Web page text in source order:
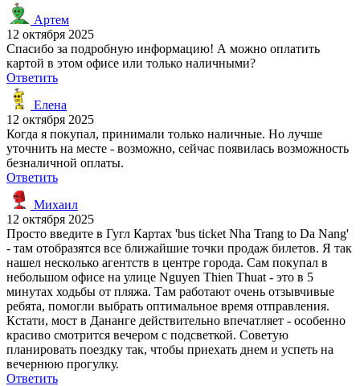
Артем
12 октября 2025
Спасибо за подробную информацию! А можно оплатить
картой в этом офисе или только наличными?
Ответить
Елена
12 октября 2025
Когда я покупал, принимали только наличные. Но лучше
уточнить на месте - возможно, сейчас появилась возможность
безналичной оплаты.
Ответить
Михаил
12 октября 2025
Просто введите в Гугл Картах 'bus ticket Nha Trang to Da Nang'
- там отобразятся все ближайшие точки продаж билетов. Я так
нашел несколько агентств в центре города. Сам покупал в
небольшом офисе на улице Nguyen Thien Thuat - это в 5
минутах ходьбы от пляжа. Там работают очень отзывчивые
ребята, помогли выбрать оптимальное время отправления.
Кстати, мост в Дананге действительно впечатляет - особенно
красиво смотрится вечером с подсветкой. Советую
планировать поездку так, чтобы приехать днем и успеть на
вечернюю прогулку.
Ответить